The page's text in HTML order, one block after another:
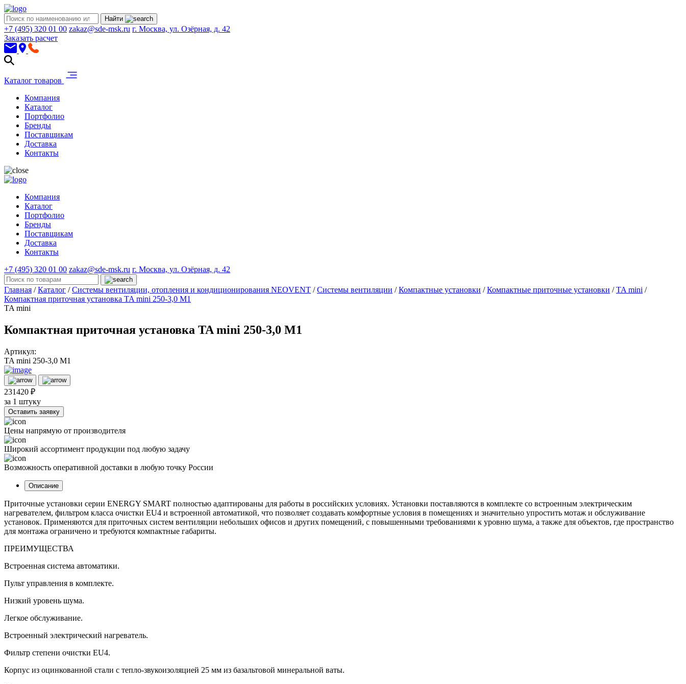
Найти
+7 (495) 320 01 00 zakaz@sde-msk.ru г. Москва, ул. Озёрная, д. 42
Заказать расчет
Каталог товаров
Компания
Каталог
Портфолио
Бренды
Поставщикам
Доставка
Контакты
Компания
Каталог
Портфолио
Бренды
Поставщикам
Доставка
Контакты
+7 (495) 320 01 00 zakaz@sde-msk.ru г. Москва, ул. Озёрная, д. 42
Главная / Каталог / Системы вентиляции, отопления и кондиционирования NEOVENT / Системы вентиляции / Компактные установки / Компактные приточные установки / TA mini /
Компактная приточная установка TA mini 250-3,0 M1
TA mini
Компактная приточная установка TA mini 250-3,0 M1
Артикул:
TA mini 250-3,0 M1
231420 ₽
за 1 штуку
Оставить заявку
Цены напрямую от производителя
Широкий ассортимент продукции под любую задачу
Возможность оперативной доставки в любую точку России
Описание
Приточные установки серии ENERGY SMART полностью адаптированы для работы в российских условиях. Установки поставляются в комплекте со встроенным электрическим
нагревателем, фильтром класса очистки EU4 и встроенной автоматикой, что позволяет создавать комфортные условия в помещениях и значительно упростить мотаж и обслуживание
установок. Применяются для приточных систем вентиляции небольших офисов и других помещений, с повышенными требованиями к уровню шума, а также для объектов, где пространство
для монтажа ограничено и требуются компактные габариты.
ПРЕИМУЩЕСТВА
Встроенная система автоматики.
Пульт управления в комплекте.
Низкий уровень шума.
Легкое обслуживание.
Встроенный электрический нагреватель.
Фильтр степени очистки EU4.
Корпус из оцинкованной стали с тепло-звукоизоляцией 25 мм из базальтовой минеральной ваты.